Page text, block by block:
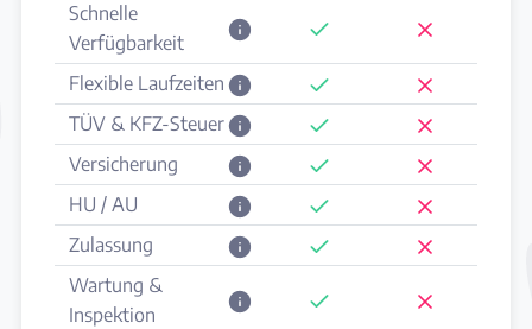
Schnelle
Verfügbarkeit
Flexible Laufzeiten
TÜV & KFZ-Steuer
Versicherung
HU / AU
Zulassung
Wartung &
Inspektion